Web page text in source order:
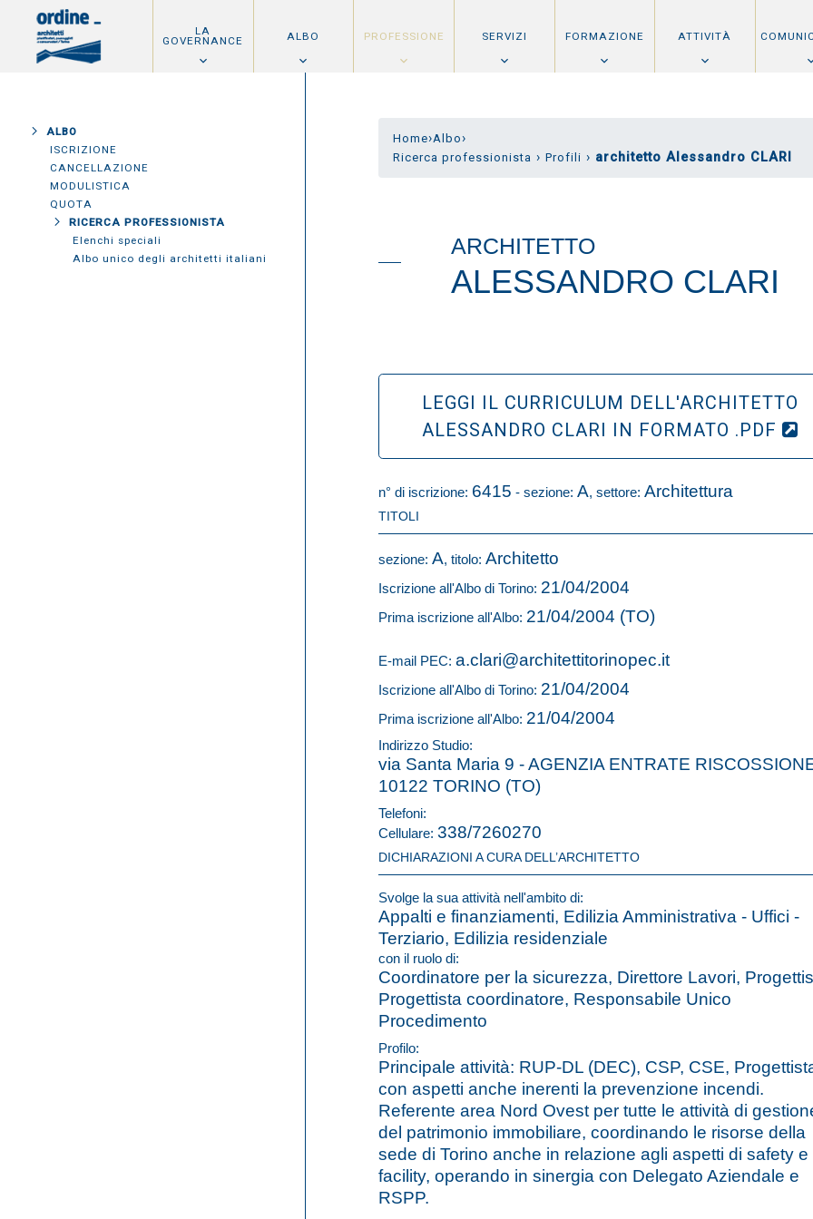
LA
GOVERNANCE ALBO PROFESSIONE SERVIZI FORMAZIONE ATTIVITÀ
ALBO
ISCRIZIONE
CANCELLAZIONE
MODULISTICA
QUOTA
RICERCA PROFESSIONISTA
Elenchi speciali
Albo unico degli architetti italiani
Home›Albo›
Ricerca professionista › Profili › architetto Alessandro CLARI
ARCHITETTO
ALESSANDRO CLARI
LEGGI IL CURRICULUM DELL'ARCHITETTO
ALESSANDRO CLARI IN FORMATO .PDF
n° di iscrizione: 6415 - sezione: A, settore: Architettura
TITOLI
sezione: A, titolo: Architetto
Iscrizione all'Albo di Torino: 21/04/2004
Prima iscrizione all'Albo: 21/04/2004 (TO)
E-mail PEC: a.clari@architettitorinopec.it
Iscrizione all'Albo di Torino: 21/04/2004
Prima iscrizione all'Albo: 21/04/2004
Indirizzo Studio:
via Santa Maria 9 - AGENZIA ENTRATE
10122 TORINO (TO)
Telefoni:
Cellulare: 338/7260270
DICHIARAZIONI A CURA DELL’ARCHITETTO
Svolge la sua attività nell'ambito di:
Appalti e finanziamenti, Edilizia Amministrativa - Uffici -
Terziario, Edilizia residenziale
con il ruolo di:
Coordinatore per la sicurezza, Direttore Lavori,
Progettista coordinatore, Responsabile Unico
Procedimento
Profilo:
Principale attività: RUP-DL (DEC), CSP, CSE,
con aspetti anche inerenti la prevenzione incendi.
Referente area Nord Ovest per tutte le attività di
del patrimonio immobiliare, coordinando le risorse della
sede di Torino anche in relazione agli aspetti di safety e
facility, operando in sinergia con Delegato Aziendale e
RSPP.